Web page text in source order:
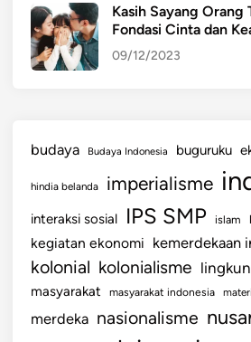
e
j
a
k
Kasih Sayang Orang
Fondasi Cinta dan
09/12/2023
budaya Budaya Indonesia buguruku
hindia belanda imperialisme
interaksi sosial IPS SMP islam
kegiatan ekonomi kemerdekaan
kolonial kolonialisme
masyarakat masyarakat indonesia
merdeka nasionalisme